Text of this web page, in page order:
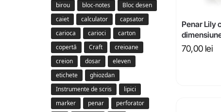
Penar Lily
70,00 lei
birou
bloc-notes
Bloc desen
caiet
calculator
capsator
carioca
carioci
carton
copertă
Craft
creioane
creion
dosar
eleven
etichete
ghiozdan
Instrumente de scris
lipici
marker
penar
perforator